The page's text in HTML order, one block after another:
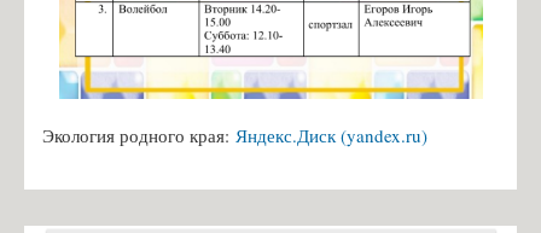
Денисевич Т.А. - учитель английского и немецкого языка
Список учителей МБОУ СОШ №18
Волкова Н.О. - учитель музыки
Иванова Е.Ф. - учитель музыки
Экология родного края: Яндекс.Диск (yandex.ru)